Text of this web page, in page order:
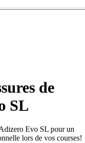
de
SL
Evo SL pour un
lors de vos courses!